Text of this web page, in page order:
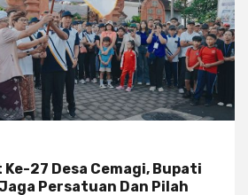
27 Desa Cemagi, Bupati
Persatuan Dan Pilah